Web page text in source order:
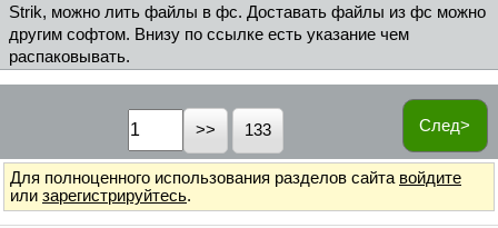
Strik, можно лить файлы в фс. Доставать файлы из фс можно
другим софтом. Внизу по ссылке есть указание чем
распаковывать.
След>
133
Для полноценного использования разделов сайта войдите
или зарегистрируйтесь.